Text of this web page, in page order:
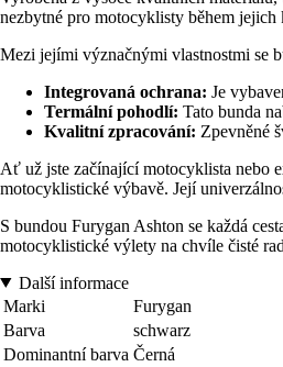
nezbytné pro motocyklisty během
Mezi jejími význačnými vlastnostmi se
Integrovaná ochrana: Je
Termální pohodlí: Tato bunda
Kvalitní zpracování: Zpevněné
Ať už jste začínající motocyklista nebo
motocyklistické výbavě. Její
S bundou Furygan Ashton se každá
motocyklistické výlety na chvíle čisté
Další informace
Marki
Furygan
Barva
schwarz
Dominantní barva Černá